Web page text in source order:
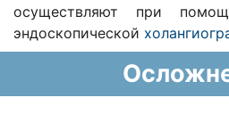
осуществляют при
эндоскопической